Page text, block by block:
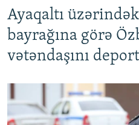
Ayaqaltı
bayrağına görə
vətəndaşını